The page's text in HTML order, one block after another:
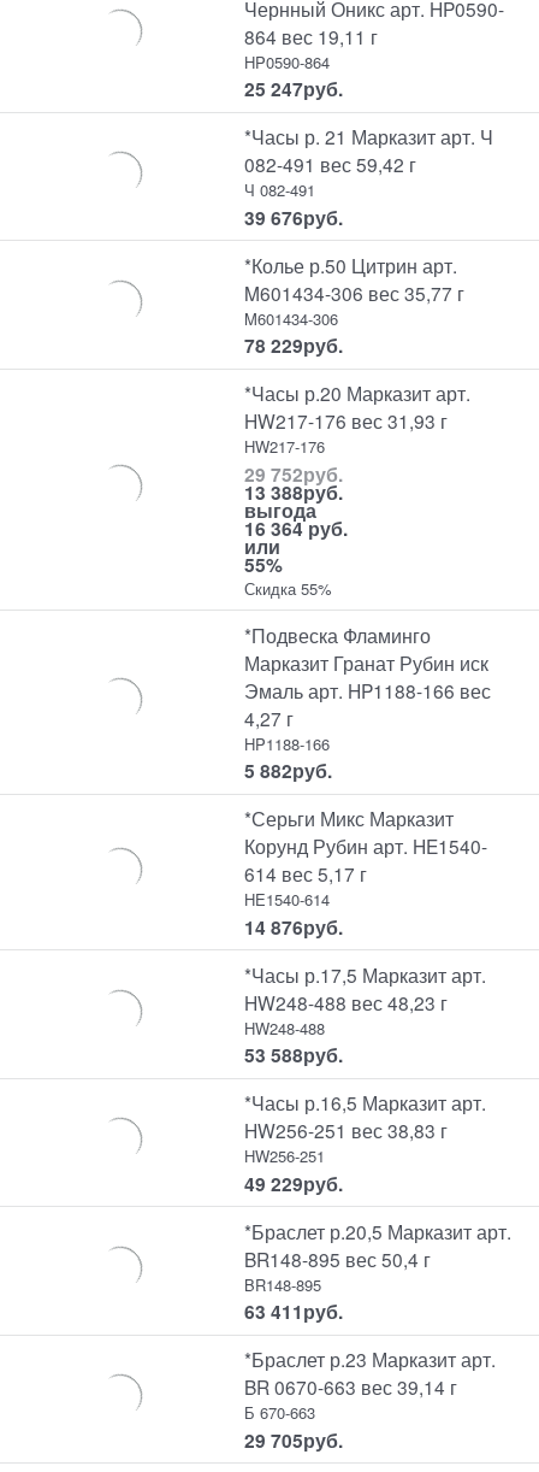
Чернный Оникс арт. HP0590-
864 вес 19,11 г
HP0590-864
25 247руб.
*Часы р. 21 Марказит арт. Ч
082-491 вес 59,42 г
Ч 082-491
39 676руб.
*Колье р.50 Цитрин арт.
M601434-306 вес 35,77 г
M601434-306
78 229руб.
*Часы р.20 Марказит арт.
HW217-176 вес 31,93 г
HW217-176
29 752руб.
13 388руб.
выгода
16 364 руб.
или
55%
Скидка 55%
*Подвеска Фламинго
Марказит Гранат Рубин иск
Эмаль арт. HP1188-166 вес
4,27 г
HP1188-166
5 882руб.
*Серьги Микс Марказит
Корунд Рубин арт. HE1540-
614 вес 5,17 г
HE1540-614
14 876руб.
*Часы р.17,5 Марказит арт.
HW248-488 вес 48,23 г
HW248-488
53 588руб.
*Часы р.16,5 Марказит арт.
HW256-251 вес 38,83 г
HW256-251
49 229руб.
*Браслет р.20,5 Марказит арт.
BR148-895 вес 50,4 г
BR148-895
63 411руб.
*Браслет р.23 Марказит арт.
BR 0670-663 вес 39,14 г
Б 670-663
29 705руб.